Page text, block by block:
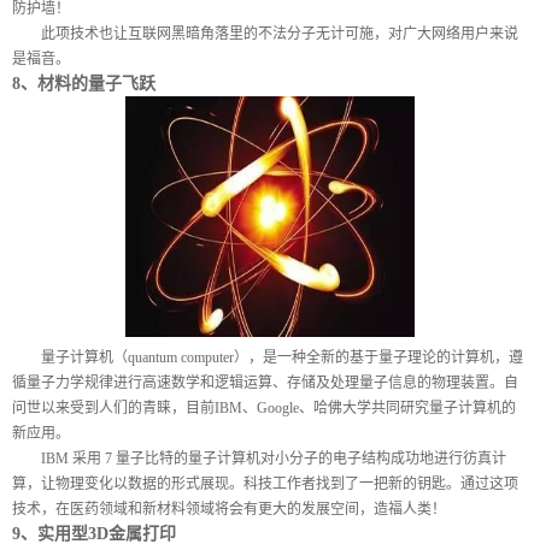
防护墙！
此项技术也让互联网黑暗角落里的不法分子无计可施，对广大网络用户来说
是福音。
8、材料的量子飞跃
量子计算机（quantum computer），是一种全新的基于量子理论的计算机，遵
循量子力学规律进行高速数学和逻辑运算、存储及处理量子信息的物理装置。自
问世以来受到人们的青睐，目前IBM、 Google、哈佛大学共同研究量子计算机的
新应用。
IBM 采用 7 量子比特的量子计算机对小分子的电子结构成功地进行彷真计
算，让物理变化以数据的形式展现。科技工作者找到了一把新的钥匙。通过这项
技术，在医药领域和新材料领域将会有更大的发展空间，造福人类！
9、实用型3D金属打印